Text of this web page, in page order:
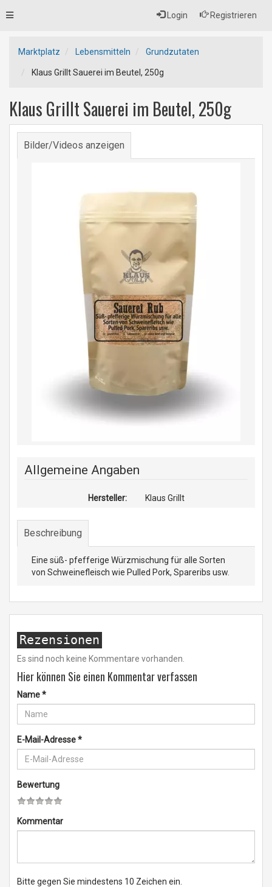
Login Registrieren
Toggle
Marktplatz Lebensmitteln Grundzutaten
Klaus Grillt Sauerei im Beutel, 250g
Klaus Grillt Sauerei im Beutel, 250g
Bilder/Videos anzeigen
Allgemeine Angaben
Hersteller: Klaus Grillt
Beschreibung
Eine süß- pfefferige Würzmischung für alle Sorten
von Schweinefleisch wie Pulled Pork, Spareribs usw.
Rezensionen
Es sind noch keine Kommentare vorhanden.
Hier können Sie einen Kommentar verfassen
Name*
E-Mail-Adresse*
Bewertung
Kommentar
Bitte gegen Sie mindestens 10 Zeichen ein.